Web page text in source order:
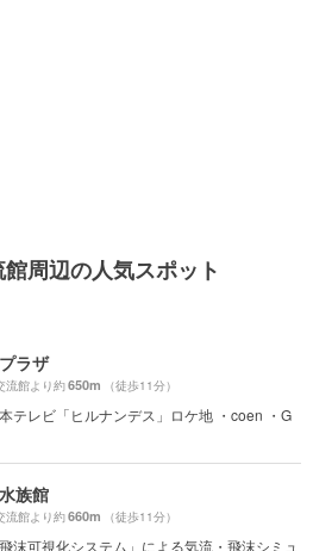
周辺の人気スポット
ラザ
流館より約650m （徒歩11分）
テレビ「ヒルナンデス」ロケ地 ・coen ・G
族館
流館より約660m （徒歩11分）
沫可視化システム」による気流・飛沫シミュ